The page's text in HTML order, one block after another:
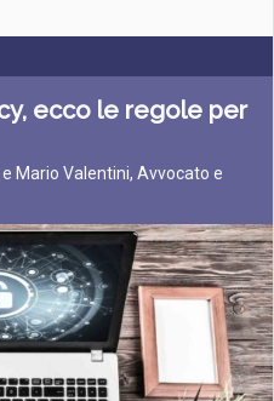
ecco le regole per
Mario Valentini, Avvocato e